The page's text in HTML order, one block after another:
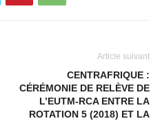
Article suivant
CENTRAFRIQUE :
CÉRÉMONIE DE RELÈVE DE
L’EUTM-RCA ENTRE LA
ROTATION 5 (2018) ET LA